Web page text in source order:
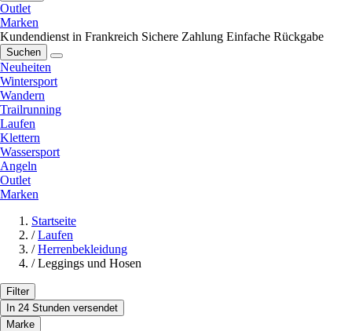
Outlet
Marken
Kundendienst in Frankreich Sichere Zahlung Einfache Rückgabe
Suchen
Neuheiten
Wintersport
Wandern
Trailrunning
Laufen
Klettern
Wassersport
Angeln
Outlet
Marken
Startseite
/ Laufen
/ Herrenbekleidung
/ Leggings und Hosen
Filter
In 24 Stunden versendet
Marke